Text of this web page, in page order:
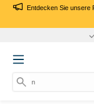
Entdecken Sie unsere
na